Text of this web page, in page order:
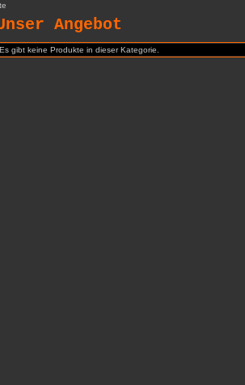
Angebot
Es gibt keine Produkte in dieser Kategorie.